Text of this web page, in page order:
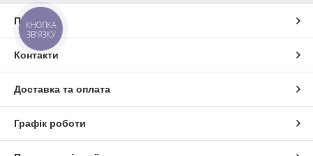
Про нас
Контакти
Доставка та оплата
Графік роботи
КНОПКА
ЗВ'ЯЗКУ